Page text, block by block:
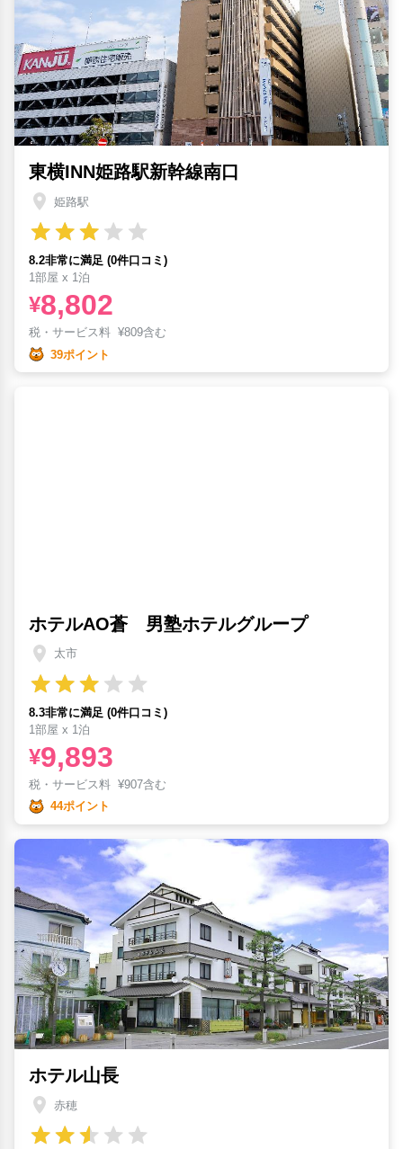
東横INN姫路駅新幹線南口
姫路駅
8.2非常に満足 (0件口コミ)
1部屋 x 1泊
¥8,802
税・サービス料 ¥809含む
39ポイント
ホテルAO蒼 男塾ホテルグループ
太市
8.3非常に満足 (0件口コミ)
1部屋 x 1泊
¥9,893
税・サービス料 ¥907含む
44ポイント
ホテル山長
赤穂